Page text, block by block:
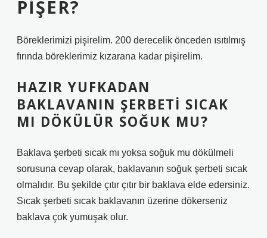
PIŞER?
Böreklerimizi pişirelim. 200 derecelik önceden ısıtılmış
fırında böreklerimiz kızarana kadar pişirelim.
HAZIR YUFKADAN
BAKLAVANIN ŞERBETI SICAK
MI DÖKÜLÜR SOĞUK MU?
Baklava şerbeti sıcak mı yoksa soğuk mu dökülmeli
sorusuna cevap olarak, baklavanın soğuk şerbeti sıcak
olmalıdır. Bu şekilde çıtır çıtır bir baklava elde edersiniz.
Sıcak şerbeti sıcak baklavanın üzerine dökerseniz
baklava çok yumuşak olur.